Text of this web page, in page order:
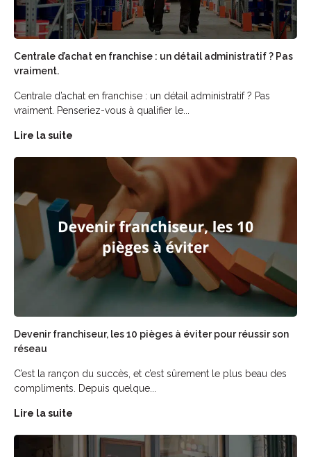
Centrale d’achat en franchise : un détail administratif ? Pas
vraiment.
Centrale d’achat en franchise : un détail administratif ? Pas
vraiment. Penseriez-vous à qualifier le...
Lire la suite
Devenir franchiseur, les 10 pièges à éviter pour réussir son
réseau
C’est la rançon du succès, et c’est sûrement le plus beau des
compliments. Depuis quelque...
Lire la suite